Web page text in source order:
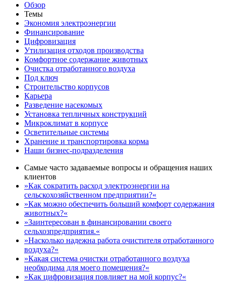
Обзор
Темы
Экономия электроэнергии
Финансирование
Цифровизация
Утилизация отходов производства
Комфортное содержание животных
Очистка отработанного воздуха
Под ключ
Строительство корпусов
Карьера
Разведение насекомых
Установка тепличных конструкций
Микроклимат в корпусе
Осветительные системы
Хранение и транспортировка корма
Наши бизнес-подразделения
Самые часто задаваемые вопросы и обращения наших
клиентов
»Как сократить расход электроэнергии на
сельскохозяйственном предприятии?«
»Как можно обеспечить больший комфорт содержания
животных?«
»Заинтересован в финансировании своего
сельхозпредприятия.«
»Насколько надежна работа очистителя отработанного
воздуха?«
»Какая система очистки отработанного воздуха
необходима для моего помещения?«
»Как цифровизация повлияет на мой корпус?«